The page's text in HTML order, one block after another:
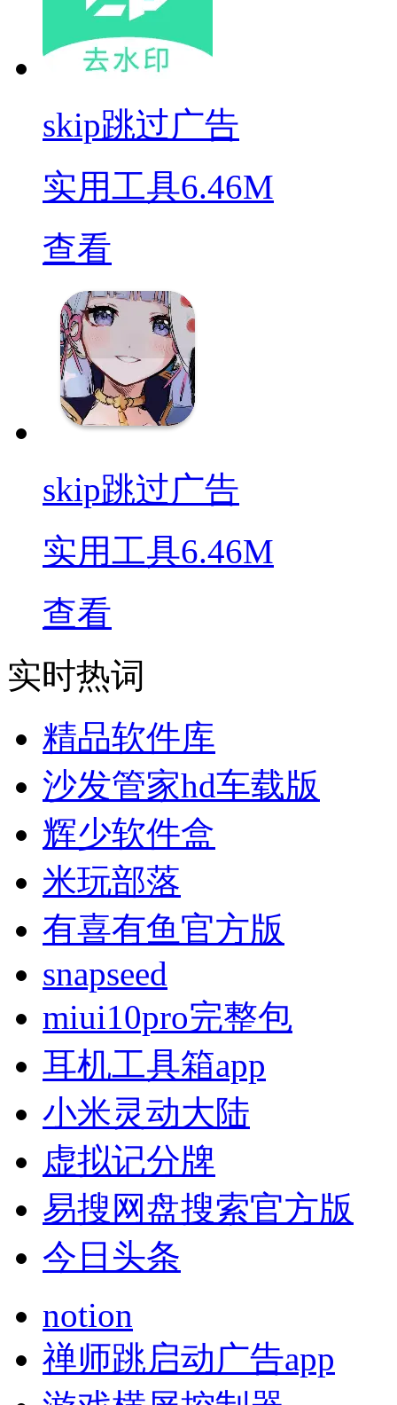
skip跳过广告
实用工具6.46M
查看
skip跳过广告
实用工具6.46M
查看
实时热词
精品软件库
沙发管家hd车载版
辉少软件盒
米玩部落
有喜有鱼官方版
snapseed
miui10pro完整包
耳机工具箱app
小米灵动大陆
虚拟记分牌
易搜网盘搜索官方版
今日头条
notion
禅师跳启动广告app